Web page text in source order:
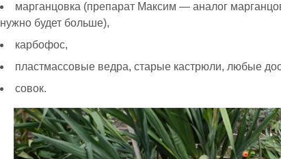
марганцовка (препарат Максим — аналог
нужно будет больше),
карбофос,
пластмассовые ведра, старые кастрюли, любые
совок.